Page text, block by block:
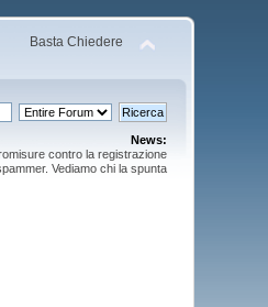
Basta Chiedere
News:
contro la registrazione
Vediamo chi la spunta